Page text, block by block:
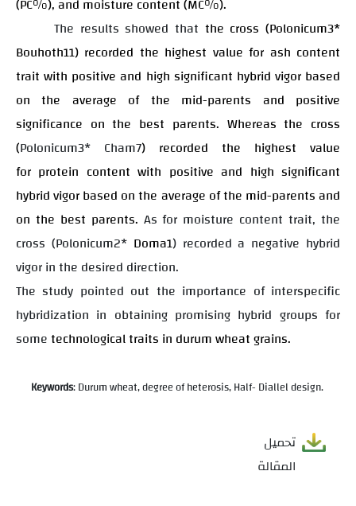
(PC%), and moisture content (MC%).
The results showed that the cross (Polonicum3*
Bouhoth11) recorded the highest value for ash content
trait with positive and high significant hybrid vigor based
on the average of the mid-parents and positive
significance on the best parents. Whereas the cross
(Polonicum3* Cham7) recorded the highest value
for protein content with positive and high significant
hybrid vigor based on the average of the mid-parents and
on the best parents. As for moisture content trait, the
cross (Polonicum2*Doma1) recorded a negative hybrid
vigor in the desired direction.
The study pointed out the importance of interspecific
hybridization in obtaining promising hybrid groups for
sometechnological traits in durum wheat grains.
Keywords: Durum wheat, degree of heterosis, Half- Diallel design.
تحميل
المقالة